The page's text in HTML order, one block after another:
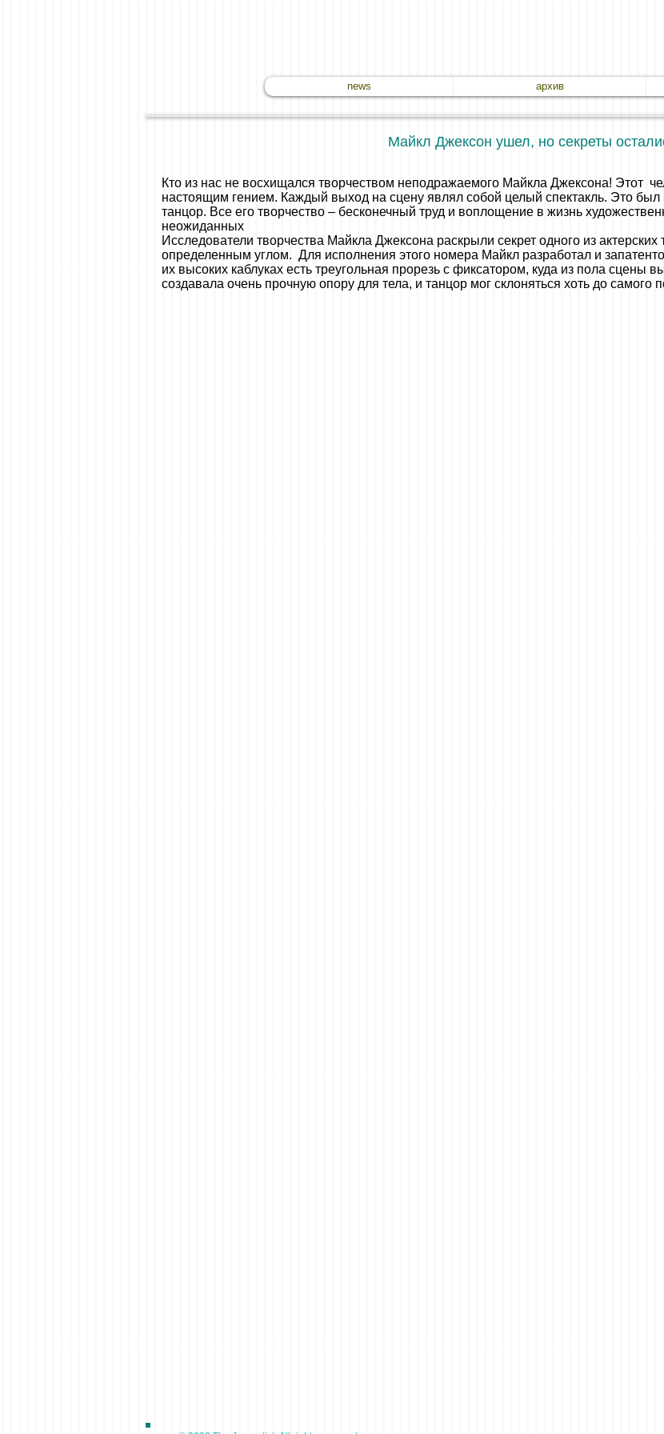
news архив
Майкл Джексон ушел, но секреты
Кто из нас не восхищался творчеством неподражаемого Майкла Джексона! Этот
настоящим гением. Каждый выход на сцену являл собой целый спектакль. Это был
танцор. Все его творчество – бесконечный труд и воплощение в жизнь
неожиданных
Исследователи творчества Майкла Джексона раскрыли секрет одного из
определенным углом. Для исполнения этого номера Майкл разработал и
их высоких каблуках есть треугольная прорезь с фиксатором, куда из пола сцены
создавала очень прочную опору для тела, и танцор мог склоняться хоть до самого